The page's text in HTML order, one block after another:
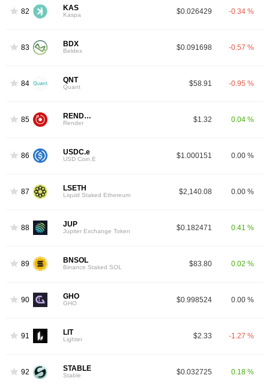
82 KAS
Kaspa $0.026429 -0.34 %
83 BDX
Beldex $0.091698 -0.57 %
84 QNT
Quant $58.91 -0.95 %
85 RENDER
Render $1.32 0.04 %
86 USDC.e
USD Coin.E $1.000151 0.00 %
87 LSETH
Liquid Staked Ethereum $2,140.08 0.00 %
88 JUP
Jupiter Exchange Token $0.182471 0.41 %
89 BNSOL
Binance Staked SOL $83.80 0.02 %
90 GHO
GHO $0.998524 0.00 %
91 LIT
Lighter $2.33 -1.27 %
92 STABLE
Stable $0.032725 0.18 %